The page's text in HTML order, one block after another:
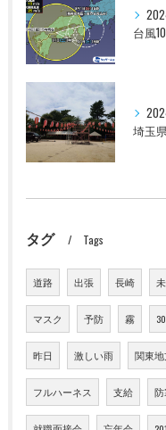
台風
タグ Tags
道路 出張 長崎
マスク 予防 霧
昨日 激しい雨 関東
フルハーネス 支給